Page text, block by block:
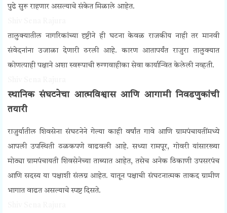
पुढे सुरू राहणार असल्याचे संकेत मिळाले आहेत.
तालुक्यातील नागरिकांच्या दृष्टीने ही घटना केवळ राजकीय नाही तर मानवी
संवेदनांना उजाळा देणारी ठरली आहे. कारण आतापर्यंत राजुरा तालुक्यात
कोणत्याही पक्षाने अशा स्वरूपाची रुग्णवाहीका सेवा कार्यान्वित केलेली नव्हती.
स्थानिक संघटनेचा आत्मविश्वास आणि आगामी निवडणुकांची
तयारी
राजुर्यातील शिवसेना संघटनेने गेल्या काही वर्षांत गावे आणि ग्रामपंचायतींमध्ये
आपली उपस्थिती ठळकपणे वाढवली आहे. सध्या रामपूर, गोवरी यांसारख्या
मोठ्या ग्रामपंचायती शिवसेनेच्या ताब्यात आहेत, तसेच अनेक ठिकाणी उपसरपंच
आणि सदस्य या पक्षाशी संलग्न आहेत.यातून पक्षाची संघटनात्मक ताकद ग्रामीण
भागात वाढत असल्याचे स्पष्ट दिसते.